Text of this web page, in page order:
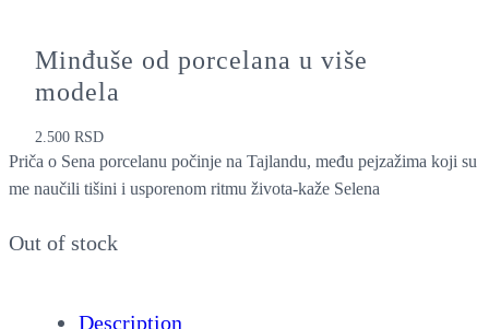
Minđuše od porcelana u više
modela
2.500RSD
Priča o Sena porcelanu počinje na Tajlandu, među pejzažima koji su
me naučili tišini i usporenom ritmu života-kaže Selena
Out of stock
Description